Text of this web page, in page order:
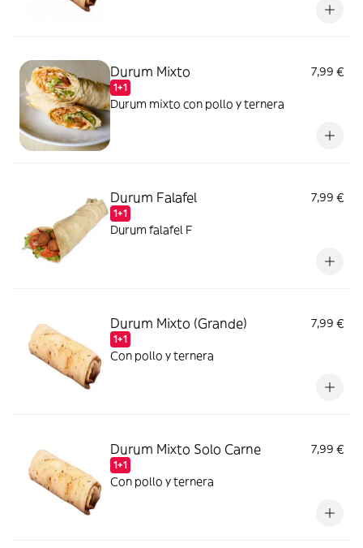
Durum Mixto
1+1
7,99 €
Durum mixto con pollo y ternera
Durum Falafel
1+1
7,99 €
Durum falafel F
Durum Mixto (Grande)
1+1
7,99 €
Con pollo y ternera
Durum Mixto Solo Carne
1+1
7,99 €
Con pollo y ternera